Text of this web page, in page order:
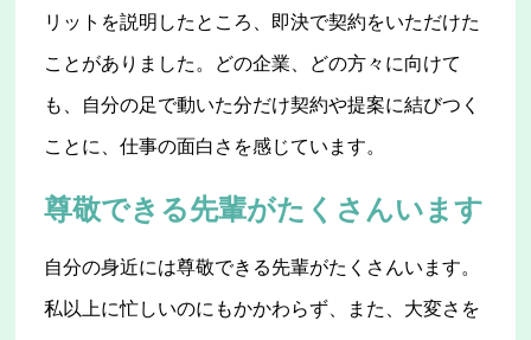
リットを説明したところ、即決で契約をいただけた
ことがありました。どの企業、どの方々に向けて
も、自分の足で動いた分だけ契約や提案に結びつく
ことに、仕事の面白さを感じています。
尊敬できる先輩がたくさんいます
自分の身近には尊敬できる先輩がたくさんいます。
私以上に忙しいのにもかかわらず、また、大変さを